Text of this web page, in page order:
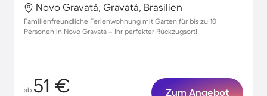
Novo Gravatá, Gravatá, Brasilien
Familienfreundliche Ferienwohnung mit Garten für bis zu 10
Personen in Novo Gravatá – Ihr perfekter Rückzugsort!
ab 51 € Zum Angebot